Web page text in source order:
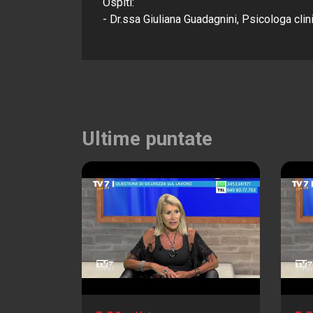
- Dr.ssa Giuliana Guadagnini, Psicologa
Ultime puntate